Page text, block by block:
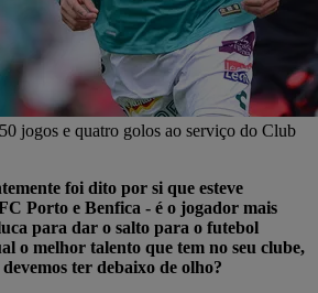
jogos e quatro golos ao serviço do Club
foi dito por si que esteve
Porto e Benfica - é o jogador mais
para dar o salto para o futebol
o melhor talento que tem no seu clube,
ter debaixo de olho?